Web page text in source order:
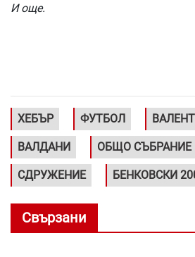
И още.
ХЕБЪР ФУТБОЛ
ВАЛДАНИ ОБЩО СЪБРАНИЕ
СДРУЖЕНИЕ БЕНКОВСКИ
Свързани